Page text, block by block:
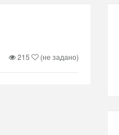
215 (не задано)